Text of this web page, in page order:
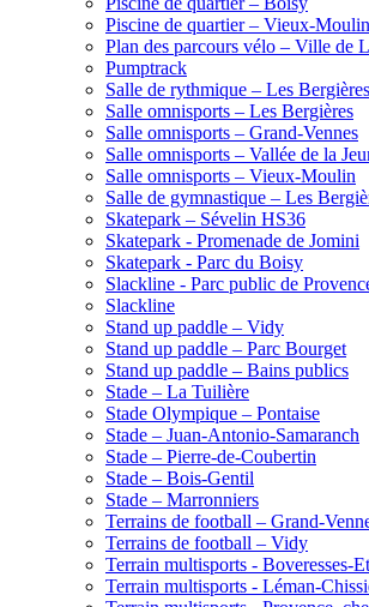
Piscine de quartier – Vieux-Moulin
Plan des parcours vélo – Ville de
Pumptrack
Salle de rythmique – Les Bergières
Salle omnisports – Les Bergières
Salle omnisports – Grand-Vennes
Salle omnisports – Vallée de la
Salle omnisports – Vieux-Moulin
Salle de gymnastique – Les
Skatepark – Sévelin HS36
Skatepark - Promenade de Jomini
Skatepark - Parc du Boisy
Slackline - Parc public de
Slackline
Stand up paddle – Vidy
Stand up paddle – Parc Bourget
Stand up paddle – Bains publics
Stade – La Tuilière
Stade Olympique – Pontaise
Stade – Juan-Antonio-Samaranch
Stade – Pierre-de-Coubertin
Stade – Bois-Gentil
Stade – Marronniers
Terrains de football – Grand-
Terrains de football – Vidy
Terrain multisports - Boveresses-
Terrain multisports - Léman-